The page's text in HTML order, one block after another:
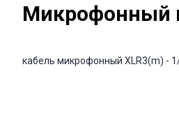
Микрофонный
кабель микрофонный XLR3(m) -